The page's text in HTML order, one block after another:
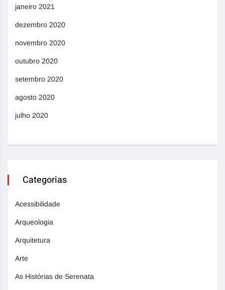
janeiro 2021
dezembro 2020
novembro 2020
outubro 2020
setembro 2020
agosto 2020
julho 2020
Categorias
Acessibilidade
Arqueologia
Arquitetura
Arte
As Histórias de Serenata